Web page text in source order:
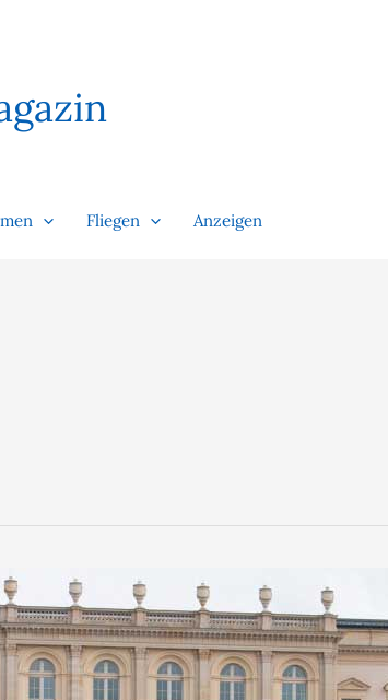
Fliegen Anzeigen